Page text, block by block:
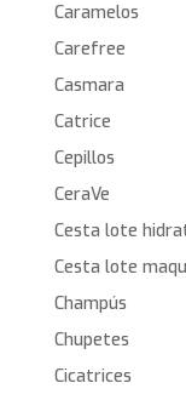
Caramelos
Carefree
Casmara
Catrice
Cepillos
CeraVe
Cesta lote
Cesta lote
Champús
Chupetes
Cicatrices